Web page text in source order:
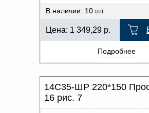
В наличии: 10 шт.
Цена: 1 349,29 р.
Подробнее
14С35-ШР 220*150
16 рис. 7